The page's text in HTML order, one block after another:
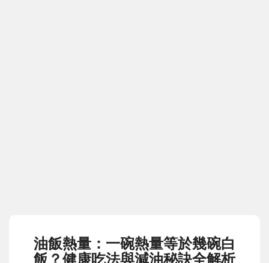
油飯熱量：一碗熱量等於幾碗白
飯？健康吃法與減油秘訣全解析